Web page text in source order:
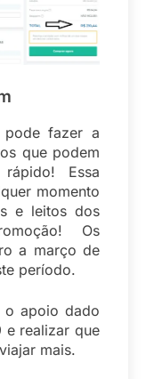
pode fazer a
que podem
Essa
momento
e leitos dos
Os
a março de
período.
o apoio dado
e realizar que
mais.